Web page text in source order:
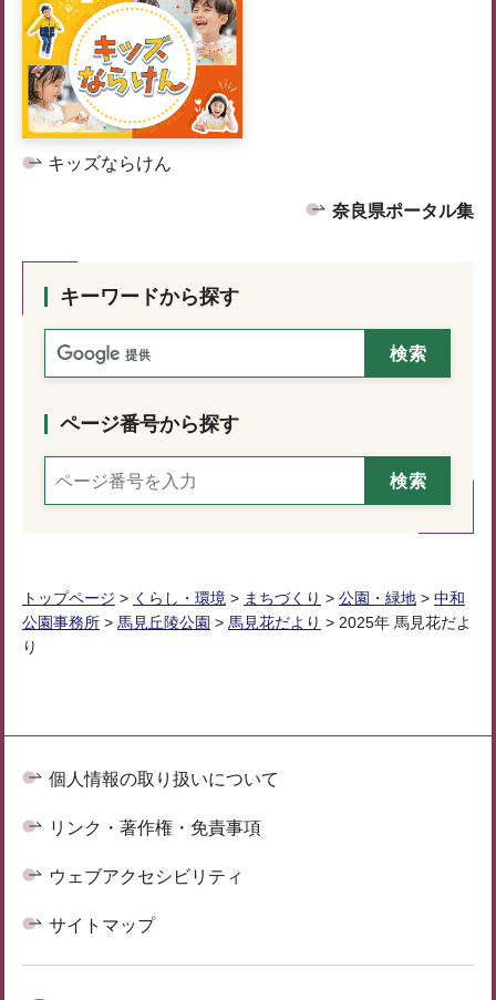
キッズならけん
奈良県ポータル集
キーワードから探す
ページ番号から探す
トップページ > くらし・環境 > まちづくり > 公園・緑地 > 中和
公園事務所 > 馬見丘陵公園 > 馬見花だより > 2025年 馬見花だよ
り
個人情報の取り扱いについて
リンク・著作権・免責事項
ウェブアクセシビリティ
サイトマップ